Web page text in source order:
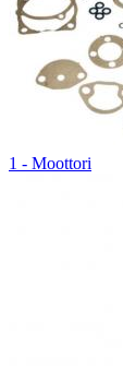
1 - Moottori